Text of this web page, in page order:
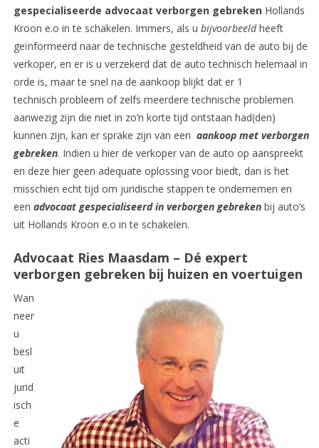
gespecialiseerde advocaat verborgen gebrekenHollands
Kroon e.o in te schakelen. Immers, als u bijvoorbeeldheeft
geïnformeerd naar de technische gesteldheid van de auto bij de
verkoper, en er is u verzekerd dat de auto technisch helemaal in
orde is, maar te snel na de aankoop blijkt dat er 1
technisch probleem of zelfs meerdere technische problemen
aanwezig zijn die niet in zo’n korte tijd ontstaan had(den)
kunnen zijn, kan er sprake zijn van een aankoop met verborgen
gebreken. Indien u hier de verkoper van de auto op aanspreekt
en deze hier geen adequate oplossing voor biedt, dan is het
misschien echt tijd om juridische stappen te ondernemen en
een advocaat gespecialiseerd in verborgen gebrekenbij auto’s
uit Hollands Kroon e.o in te schakelen.
Advocaat Ries Maasdam – Dé expert
verborgen gebreken bij huizen en voertuigen
Wan
neer
u
besl
uit
jurid
isch
e
acti